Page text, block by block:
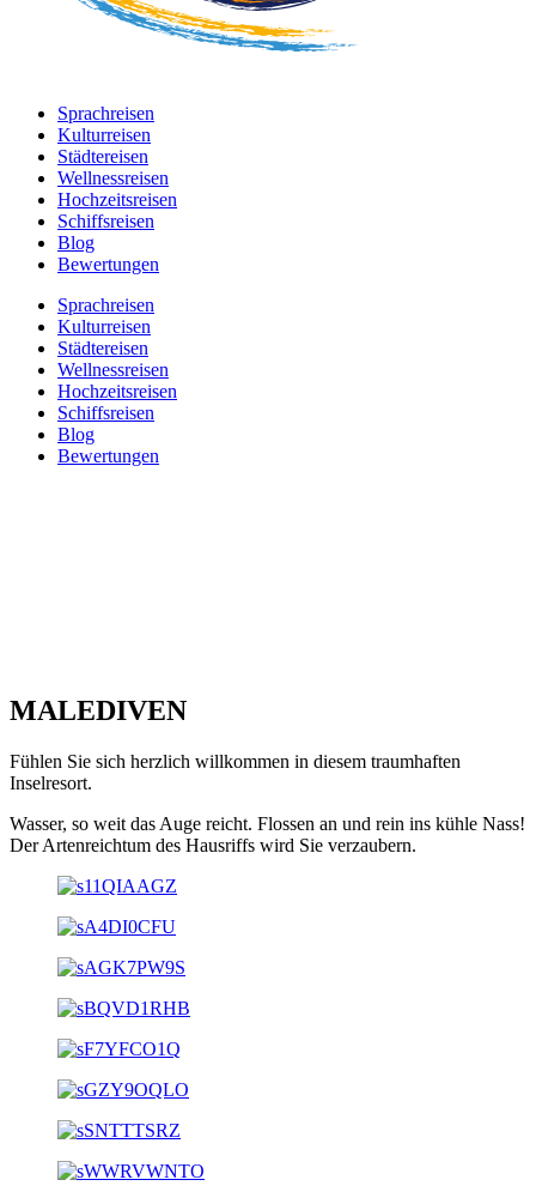
Sprachreisen
Kulturreisen
Städtereisen
Wellnessreisen
Hochzeitsreisen
Schiffsreisen
Blog
Bewertungen
Sprachreisen
Kulturreisen
Städtereisen
Wellnessreisen
Hochzeitsreisen
Schiffsreisen
Blog
Bewertungen
MALEDIVEN
Fühlen Sie sich herzlich willkommen in diesem traumhaften
Inselresort.
Wasser, so weit das Auge reicht. Flossen an und rein ins kühle Nass!
Der Artenreichtum des Hausriffs wird Sie verzaubern.